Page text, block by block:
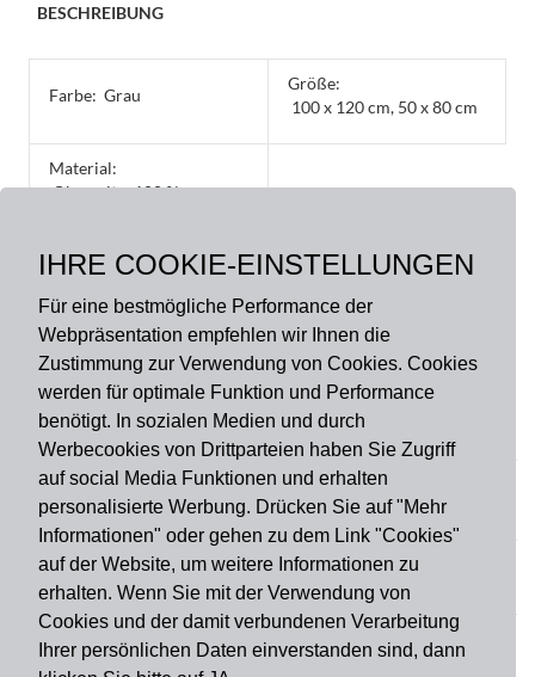
IHRE COOKIE-EINSTELLUNGEN
Für eine bestmögliche Performance der
Webpräsentation empfehlen wir Ihnen die
Zustimmung zur Verwendung von Cookies. Cookies
werden für optimale Funktion und Performance
benötigt. In sozialen Medien und durch
Werbecookies von Drittparteien haben Sie Zugriff
auf social Media Funktionen und erhalten
personalisierte Werbung. Drücken Sie auf "Mehr
Informationen" oder gehen zu dem Link "Cookies"
auf der Website, um weitere Informationen zu
erhalten. Wenn Sie mit der Verwendung von
Cookies und der damit verbundenen Verarbeitung
Ihrer persönlichen Daten einverstanden sind, dann
BESCHREIBUNG
Farbe: Grau
Größe:
100 x 120 cm, 50 x 80 cm
Material:
Oberseite: 100 %
% PVC, rutschhemmend
Zahlungsart
Versandart
Du findest uns auch auf